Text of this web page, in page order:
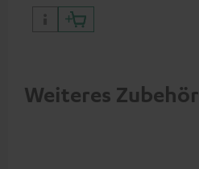
Weiteres Zubehör